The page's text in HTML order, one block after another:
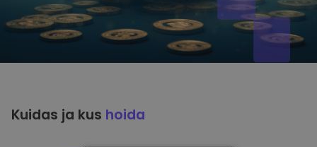
Kuidas ja kus hoida